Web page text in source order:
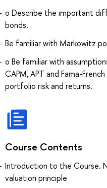
o Describe the important
bonds.
Be familiar with Markowitz
o Be familiar with
CAPM, APT and Fama-
portfolio risk and returns.
Course Contents
Introduction to the Course.
valuation principle